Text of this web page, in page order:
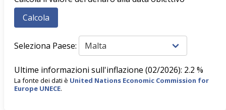
Seleziona Paese:
Ultime informazioni sull'inflazione (02/2026): 2.2 %
La fonte dei dati è United Nations Economic Commission for
Europe UNECE.